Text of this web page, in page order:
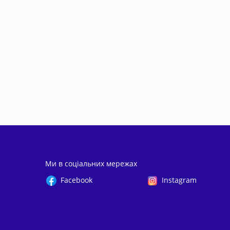
Ми в соціальних мережах
Facebook
Instagram